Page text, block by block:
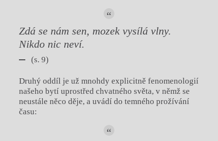
Zdá se nám sen, mozek vysílá vlny.
Nikdo nic neví.
(s. 9)
Druhý oddíl je už mnohdy explicitně fenomenologií
našeho bytí uprostřed chvatného světa, v němž se
neustále něco děje, a uvádí do temného prožívání
času: